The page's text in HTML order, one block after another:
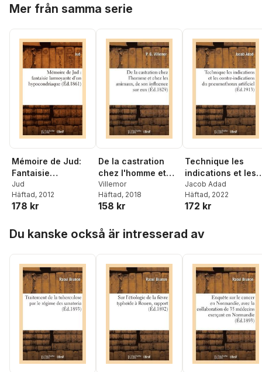
de
Mer från samma serie
Mémoire de Jud:
Fantaisie
Larmoyante d'Un
Hypocondriaque
(Éd.1861)
Jud
Häftad, 2012
178 kr
De la castration
chez l'homme et
chez les animaux
de son influence
sur eux
Villemor
Häftad, 2018
158 kr
Technique les
indications et les
contre-indications
du pneumothorax
artificiel
Jacob Adad
Häftad, 2022
172 kr
Du kanske också är intresserad av